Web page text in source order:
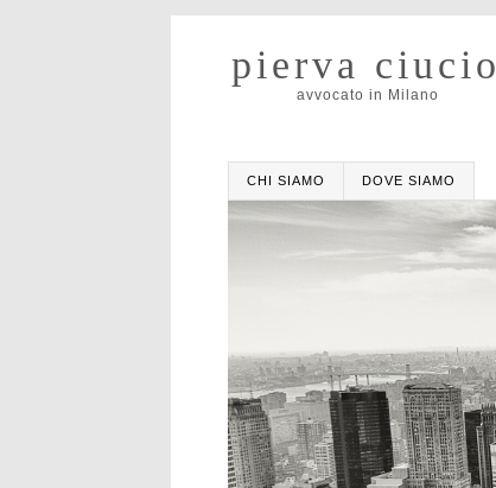
pierva ciucio
avvocato in Milano
CHI SIAMO DOVE SIAMO